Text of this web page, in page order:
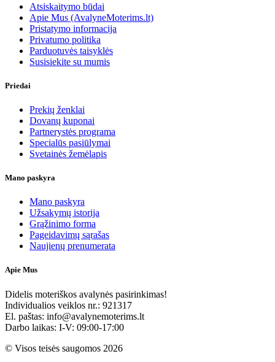
Atsiskaitymo būdai
Apie Mus (AvalyneMoterims.lt)
Pristatymo informacija
Privatumo politika
Parduotuvės taisyklės
Susisiekite su mumis
Priedai
Prekių ženklai
Dovanų kuponai
Partnerystės programa
Specialūs pasiūlymai
Svetainės žemėlapis
Mano paskyra
Mano paskyra
Užsakymų istorija
Grąžinimo forma
Pageidavimų sąrašas
Naujienų prenumerata
Apie Mus
Didelis moteriškos avalynės pasirinkimas!
Individualios veiklos nr.: 921317
El. paštas: info@avalynemoterims.lt
Darbo laikas: I-V: 09:00-17:00
© Visos teisės saugomos 2026